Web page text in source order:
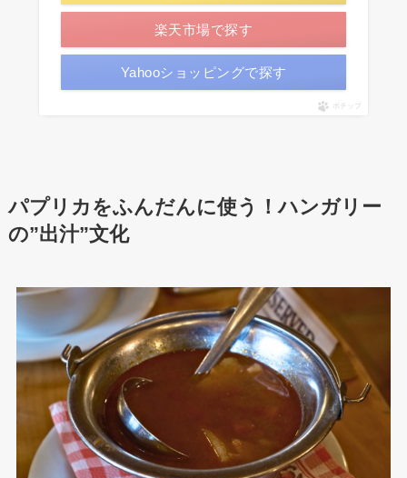
楽天市場で探す
Yahooショッピングで探す
ポチップ
パプリカをふんだんに使う！ハンガリー
の”出汁”文化